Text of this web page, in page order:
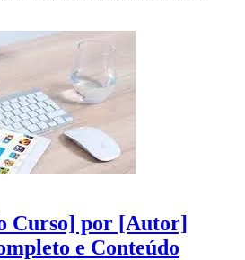
Curso] por [Autor]
e Conteúdo